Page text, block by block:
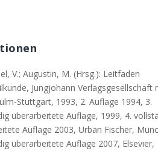
V.; Augustin, M. (Hrsg.): Leitfaden
Jungjohann Verlagsgesellschaft
Stuttgart, 1993, 2. Auflage 1994, 3.
überarbeitete Auflage, 1999, 4.
Auflage 2003, Urban Fischer,
überarbeitete Auflage 2007, Elsevier,